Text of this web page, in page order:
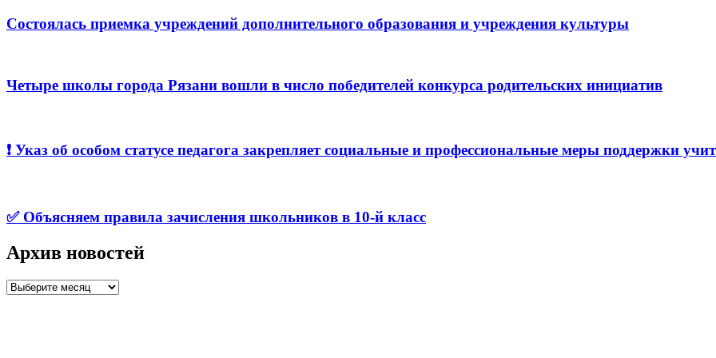
Состоялась приемка учреждений дополнительного образования и учреждения культуры
Четыре школы города Рязани вошли в число победителей конкурса родительских инициатив
❗️ Указ об особом статусе педагога закрепляет социальные и профессиональные меры поддержки
✅ Объясняем правила зачисления школьников в 10-й класс
Архив новостей
Архив